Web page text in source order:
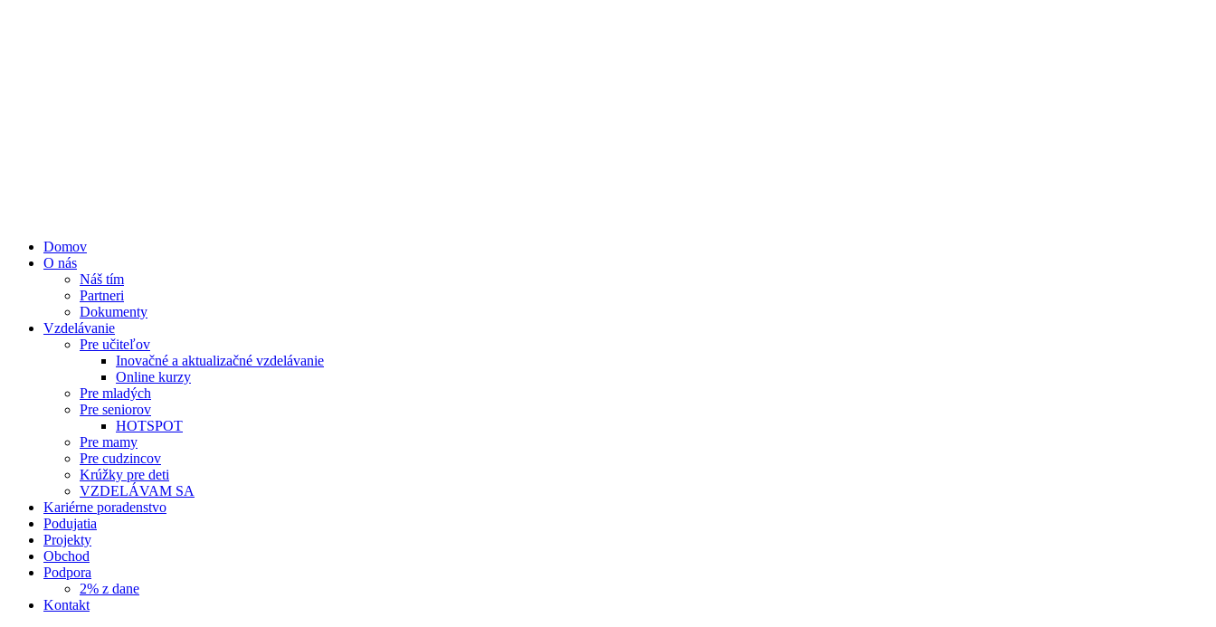
Domov
O nás
Náš tím
Partneri
Dokumenty
Vzdelávanie
Pre učiteľov
Inovačné a aktualizačné vzdelávanie
Online kurzy
Pre mladých
Pre seniorov
HOTSPOT
Pre mamy
Pre cudzincov
Krúžky pre deti
VZDELÁVAM SA
Kariérne poradenstvo
Podujatia
Projekty
Obchod
Podpora
2% z dane
Kontakt